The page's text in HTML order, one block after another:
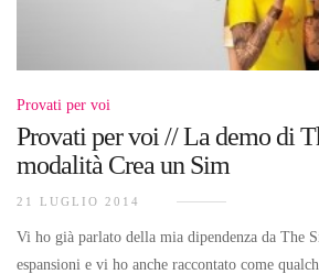
Provati per voi
Provati per voi // La demo di
modalità Crea un Sim
21 LUGLIO 2014
Vi ho già parlato della mia dipendenza da The
espansioni e vi ho anche raccontato come